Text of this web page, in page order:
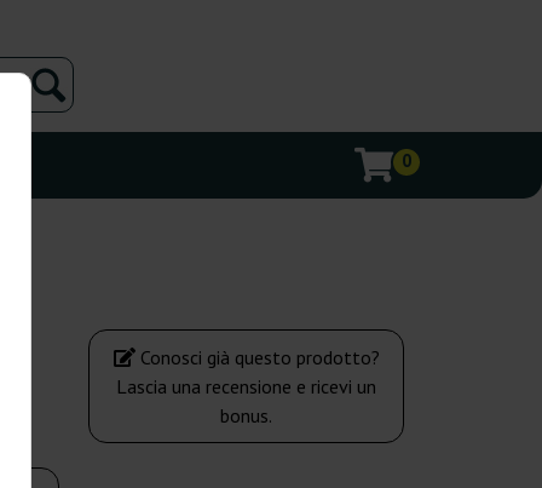
0
Conosci già questo prodotto?
Lascia una recensione e ricevi un
bonus.